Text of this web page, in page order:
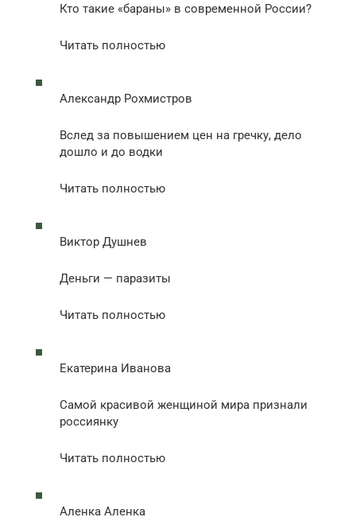
Кто такие «бараны» в современной России?
Читать полностью
Александр Рохмистров
Вслед за повышением цен на гречку, дело
дошло и до водки
Читать полностью
Виктор Душнев
Деньги — паразиты
Читать полностью
Екатерина Иванова
Самой красивой женщиной мира признали
россиянку
Читать полностью
Аленка Аленка